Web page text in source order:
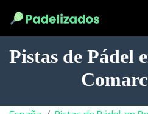
Pistas de Pádel